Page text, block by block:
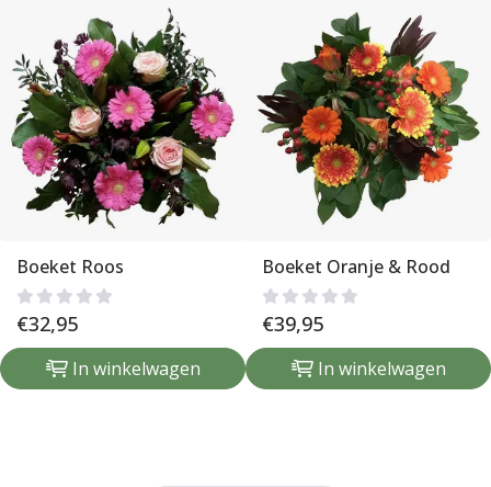
Boeket Roos
€32,95
In winkelwagen
Boeket Oranje & Rood
€39,95
In winkelwagen